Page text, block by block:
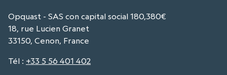
Opquast - SAS con capital social 180,380€
18, rue Lucien Granet
33150, Cenon, France
Tél : +33 5 56 401 402